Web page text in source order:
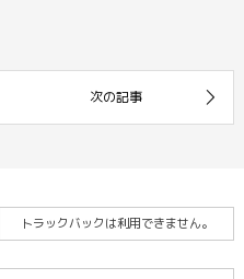
トラックバックは利用できません。